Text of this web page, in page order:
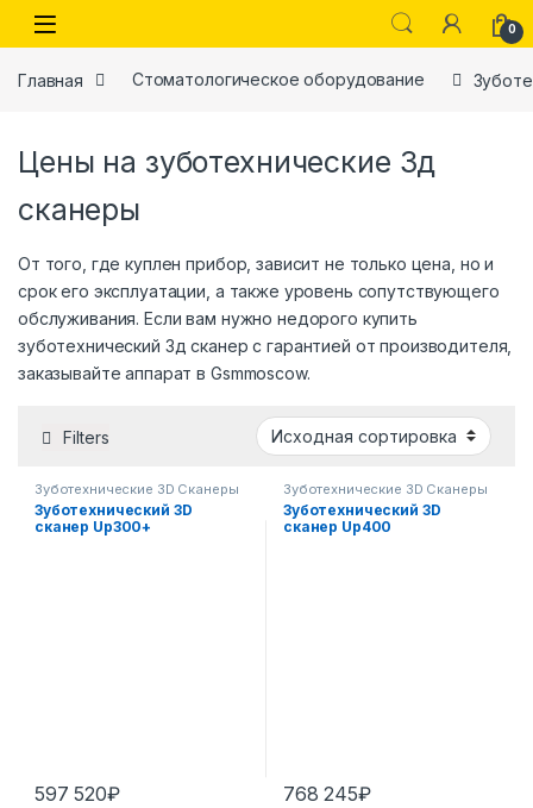
Skip to navigation
Skip to content
0
Главная Стоматологическое оборудование
Цены на зуботехнические 3д
сканеры
От того, где куплен прибор, зависит не только цена, но и
срок его эксплуатации, а также уровень сопутствующего
обслуживания. Если вам нужно недорого купить
зуботехнический 3д сканер с гарантией от производителя,
заказывайте аппарат в Gsmmoscow.
Filters
Зуботехнические 3D Сканеры
Зуботехнический 3D
сканер Up300+
597 520₽
Зуботехнические 3D Сканеры
Зуботехнический 3D
сканер Up400
768 245₽